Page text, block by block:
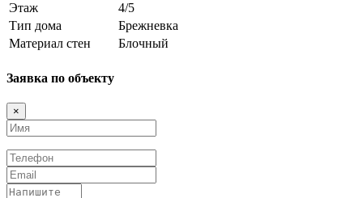
Этаж
4/5
Тип дома
Брежневка
Материал стен
Блочный
Заявка по объекту
×
Имя
Телефон
Email
Сообщение